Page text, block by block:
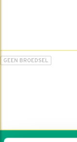
GEEN BROEDSEL